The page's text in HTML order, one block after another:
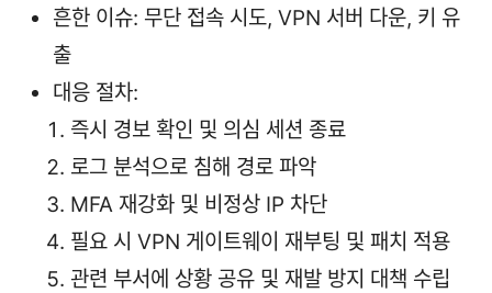
흔한 이슈: 무단 접속 시도, VPN 서버 다운, 키 유
출
대응 절차:
즉시 경보 확인 및 의심 세션 종료
로그 분석으로 침해 경로 파악
MFA 재강화 및 비정상 IP 차단
필요 시 VPN 게이트웨이 재부팅 및 패치 적용
관련 부서에 상황 공유 및 재발 방지 대책 수립